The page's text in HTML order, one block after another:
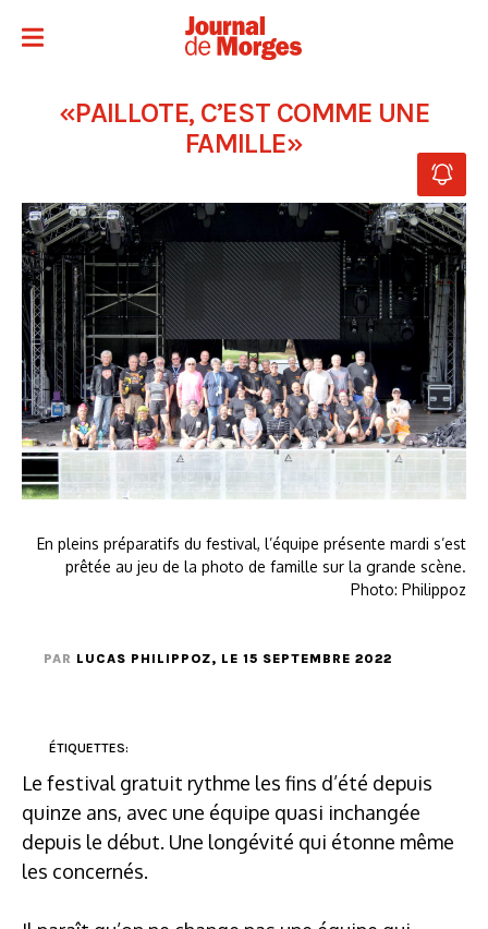
«PAILLOTE, C’EST COMME UNE
FAMILLE»
En pleins préparatifs du festival, l’équipe présente mardi s’est
prêtée au jeu de la photo de famille sur la grande scène.
Photo: Philippoz
PAR LUCAS PHILIPPOZ, LE 15 SEPTEMBRE 2022
ÉTIQUETTES:
Le festival gratuit rythme les fins d’été depuis
quinze ans, avec une équipe quasi inchangée
depuis le début. Une longévité qui étonne même
les concernés.